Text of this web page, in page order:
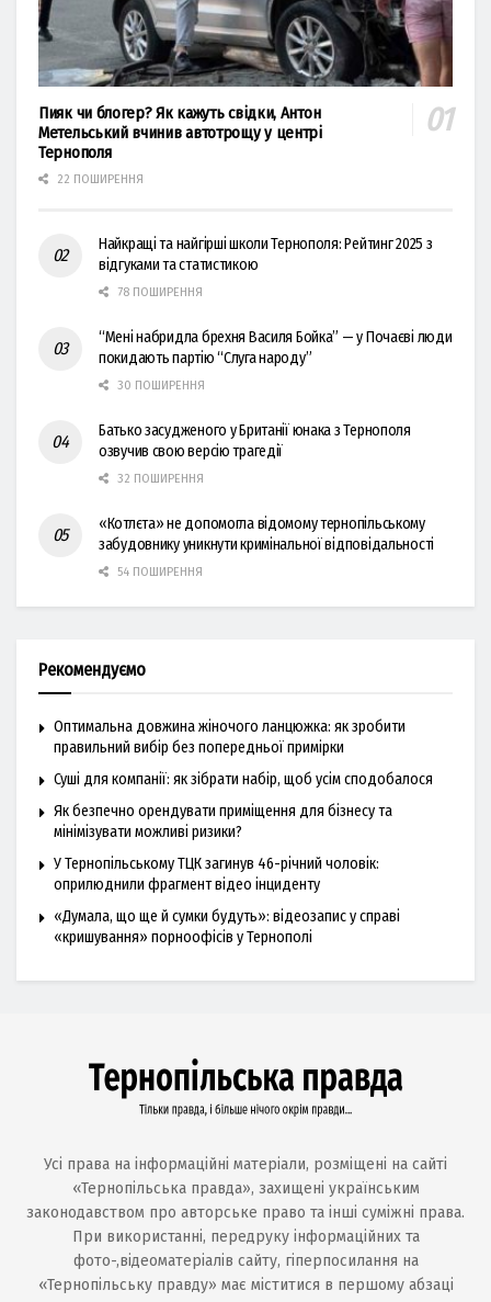
Пияк чи блогер? Як кажуть свідки, Антон
Метельський вчинив автотрощу у центрі
Тернополя
22 ПОШИРЕННЯ
Найкращі та найгірші школи Тернополя: Рейтинг 2025 з
відгуками та статистикою
78 ПОШИРЕННЯ
“Мені набридла брехня Василя Бойка” — у Почаєві люди
покидають партію “Слуга народу”
30 ПОШИРЕННЯ
Батько засудженого у Британії юнака з Тернополя
озвучив свою версію трагедії
32 ПОШИРЕННЯ
«Котлєта» не допомогла відомому тернопільському
забудовнику уникнути кримінальної відповідальності
54 ПОШИРЕННЯ
Рекомендуємо
Оптимальна довжина жіночого ланцюжка: як зробити
правильний вибір без попередньої примірки
Суші для компанії: як зібрати набір, щоб усім сподобалося
Як безпечно орендувати приміщення для бізнесу та
мінімізувати можливі ризики?
У Тернопільському ТЦК загинув 46-річний чоловік:
оприлюднили фрагмент відео інциденту
«Думала, що ще й сумки будуть»: відеозапис у справі
«кришування» порноофісів у Тернополі
Усі права на інформаційні матеріали, розміщені на сайті
«Тернопільська правда», захищені українським
законодавством про авторське право та інші суміжні права.
При використанні, передруку інформаційних та
фото-,відеоматеріалів сайту, гіперпосилання на
«Тернопільську правду» має міститися в першому абзаці